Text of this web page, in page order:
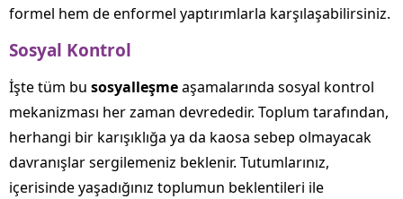
formel hem de enformel yaptırımlarla karşılaşabilirsiniz.
Sosyal Kontrol
İşte tüm bu sosyalleşmeaşamalarında sosyal kontrol
mekanizması her zaman devrededir. Toplum tarafından,
herhangi bir karışıklığa ya da kaosa sebep olmayacak
davranışlar sergilemeniz beklenir. Tutumlarınız,
içerisinde yaşadığınız toplumun beklentileri ile